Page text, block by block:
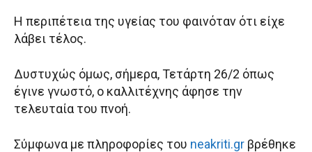
Η περιπέτεια της υγείας του φαινόταν ότι είχε
λάβει τέλος.
Δυστυχώς όμως, σήμερα, Τετάρτη 26/2 όπως
έγινε γνωστό, ο καλλιτέχνης άφησε την
τελευταία του πνοή.
Σύμφωνα με πληροφορίες του neakriti.gr βρέθηκε